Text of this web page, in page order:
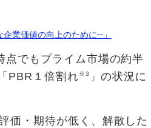
業価値の向上のために─」
点でもプライム市場の約半
PBR１倍割れ※3
」の状況に
価・期待が低く、解散した